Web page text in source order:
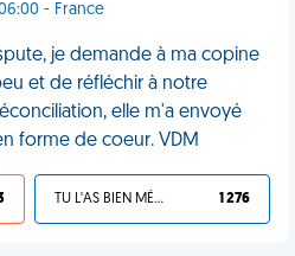
- France
je demande à ma copine
et de réfléchir à notre
elle m'a envoyé
forme de coeur. VDM
TU L'AS BIEN MÉRITÉ 1 276